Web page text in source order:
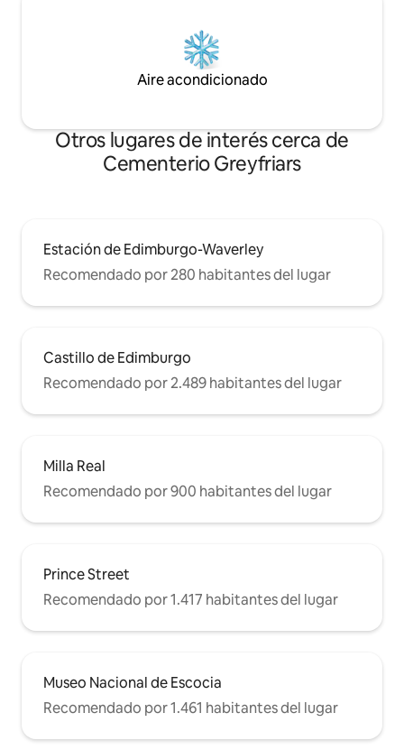
Aire acondicionado
Otros lugares de interés cerca de
Cementerio Greyfriars
Estación de Edimburgo-Waverley
Recomendado por 280 habitantes del lugar
Castillo de Edimburgo
Recomendado por 2.489 habitantes del lugar
Milla Real
Recomendado por 900 habitantes del lugar
Prince Street
Recomendado por 1.417 habitantes del lugar
Museo Nacional de Escocia
Recomendado por 1.461 habitantes del lugar